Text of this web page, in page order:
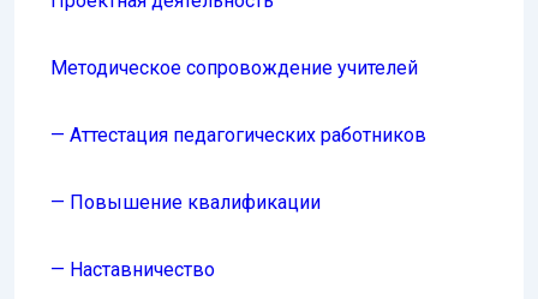
Методическое сопровождение учителей
— Аттестация педагогических работников
— Повышение квалификации
— Наставничество